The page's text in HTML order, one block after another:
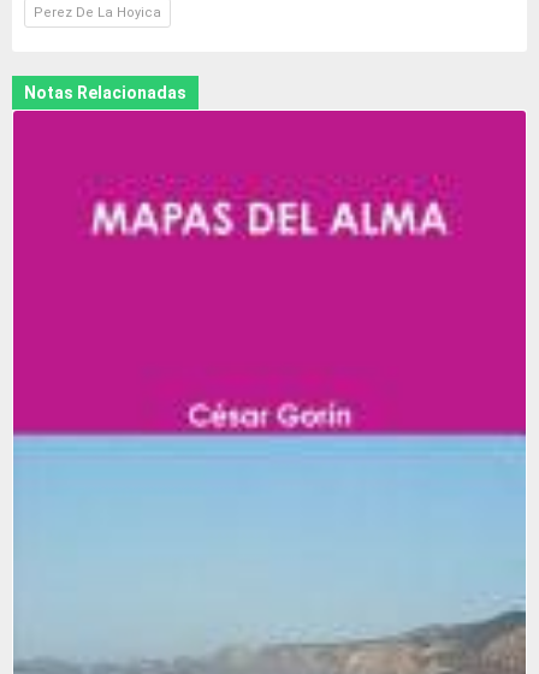
Perez De La Hoyica
Notas Relacionadas